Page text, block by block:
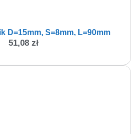
D=15mm, S=8mm, L=90mm
51,08 zł